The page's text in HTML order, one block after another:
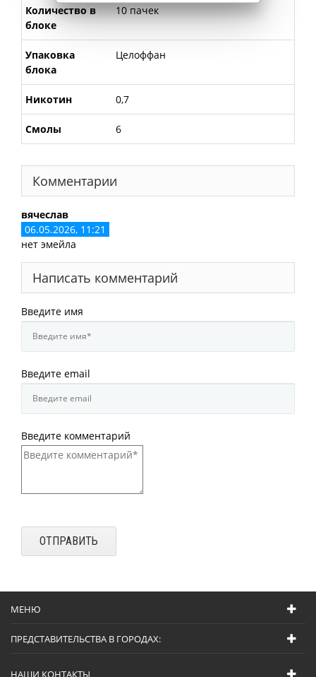
Количество в
блоке
10 пачек
Упаковка
блока
Целоффан
Никотин 0,7
Смолы 6
Комментарии
вячеслав
06.05.2026, 11:21
нет эмейла
Написать комментарий
Введите имя
Введите email
Введите комментарий
МЕНЮ
ПРЕДСТАВИТЕЛЬСТВА В ГОРОДАХ:
НАШИ КОНТАКТЫ